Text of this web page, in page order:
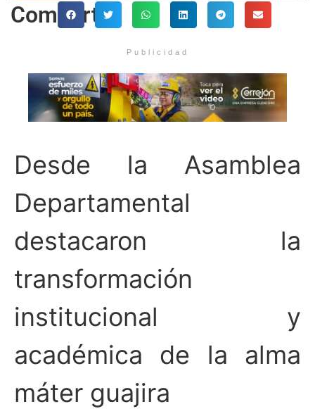
Comparte
Publicidad
Desde la Asamblea
Departamental
destacaron la
transformación
institucional y
académica de la alma
máter guajira